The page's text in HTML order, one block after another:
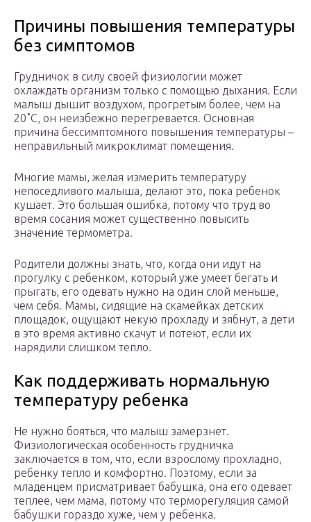
Причины повышения температуры
без симптомов
Грудничок в силу своей физиологии может
охлаждать организм только с помощью дыхания. Если
малыш дышит воздухом, прогретым более, чем на
20˚C, он неизбежно перегревается. Основная
причина бессимптомного повышения температуры –
неправильный микроклимат помещения.
Многие мамы, желая измерить температуру
непоседливого малыша, делают это, пока ребенок
кушает. Это большая ошибка, потому что труд во
время сосания может существенно повысить
значение термометра.
Родители должны знать, что, когда они идут на
прогулку с ребенком, который уже умеет бегать и
прыгать, его одевать нужно на один слой меньше,
чем себя. Мамы, сидящие на скамейках детских
площадок, ощущают некую прохладу и зябнут, а дети
в это время активно скачут и потеют, если их
нарядили слишком тепло.
Как поддерживать нормальную
температуру ребенка
Не нужно бояться, что малыш замерзнет.
Физиологическая особенность грудничка
заключается в том, что, если взрослому прохладно,
ребенку тепло и комфортно. Поэтому, если за
младенцем присматривает бабушка, она его одевает
теплее, чем мама, потому что терморегуляция самой
бабушки гораздо хуже, чем у ребенка.